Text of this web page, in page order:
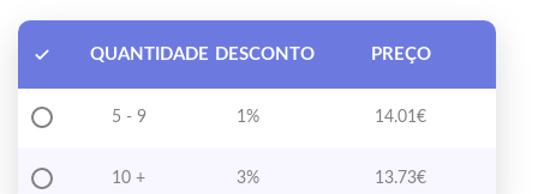
QUANTIDADE DESCONTO PREÇO
5 - 9 1% 14.01 €
10 + 3% 13.73€